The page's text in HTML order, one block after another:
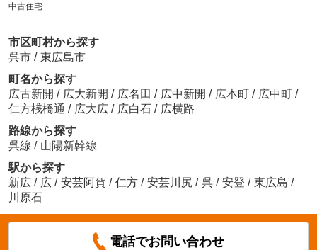
中古住宅
市区町村から探す
呉市 / 東広島市
町名から探す
広古新開 / 広大新開 / 広名田 / 広中新開 / 広本町 / 広中町 /
仁方桟橋通 / 広大広 / 広白石 / 広横路
路線から探す
呉線 / 山陽新幹線
駅から探す
新広 / 広 / 安芸阿賀 / 仁方 / 安芸川尻 / 呉 / 安登 / 東広島 /
川原石
電話でお問い合わせ